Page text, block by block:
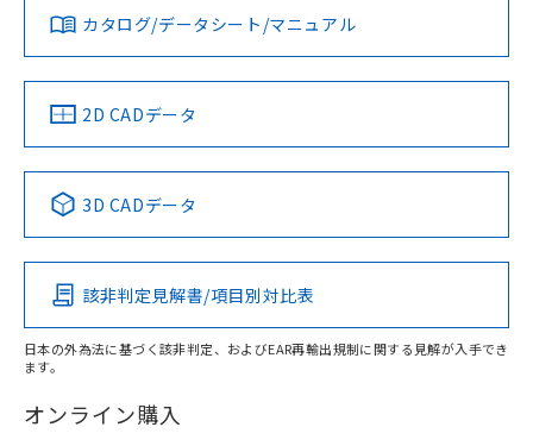
みください。
ソフトウェアの使用条件
対応済み
中国 RoHS 注意事項・凡例
Pb Hg Cd Cr(VI)
O
在庫等で未対応品が混在する可能性があります。
LR型式承認
（イギリス
船舶規格）
DNV型式承認
（ノルウェー
BV型式承認
（フランス
KR型式
（韓国
Yes No No No
この製品の規格認証/適合状況ページへ
その他の認証はこちらのページからご検索ください
カタログ/データシート/マニュアル
2D CADデータ
3D CADデータ
該非判定見解書/項目別対比表
日本の外為法に基づく該非判定、およびEAR再輸出規制に関する見解が入手でき
ます。
オンライン購入